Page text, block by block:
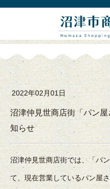
2022年02月01日
沼津仲見世商店街「パン
知らせ
沼津仲見世商店街では、「パ
て、現在営業しているパン屋